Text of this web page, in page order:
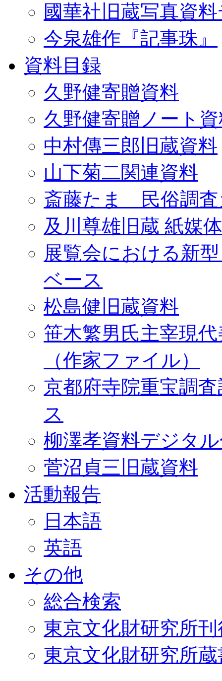
國華社旧蔵写真資
今泉雄作『記事珠』
資料目録
久野健寄贈資料
久野健寄贈ノート
中村傳三郎旧蔵資料
山下菊二関連資料
斎藤たま 民俗調査
及川尊雄旧蔵 紙媒
展覧会における新
ベース
松島健旧蔵資料
笹木繁男氏主宰現
（作家ファイル）
京都府寺院重宝調
ス
柳澤孝資料デジタ
菅沼貞三旧蔵資料
活動報告
日本語
英語
その他
総合検索
東京文化財研究所
東京文化財研究所